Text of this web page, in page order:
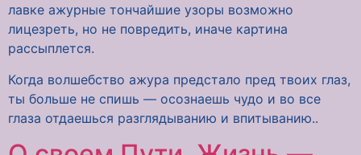
лавке ажурные тончайшие узоры возможно
лицезреть, но не повредить, иначе картина
рассыплется.
Когда волшебство ажура предстало пред твоих глаз,
ты больше не спишь — осознаешь чудо и во все
глаза отдаешься разглядыванию и впитыванию..